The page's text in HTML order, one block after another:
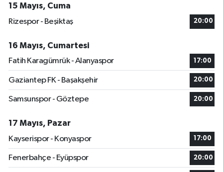
15 Mayıs, Cuma
Rizespor - Beşiktaş
20:00
16 Mayıs, Cumartesi
Fatih Karagümrük - Alanyaspor
17:00
Gaziantep FK - Başakşehir 20:00
Samsunspor - Göztepe 20:00
17 Mayıs, Pazar
Kayserispor - Konyaspor
17:00
Fenerbahçe - Eyüpspor 20:00